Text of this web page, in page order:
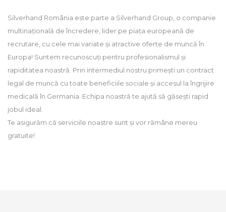
Silverhand România este parte a Silverhand Group, o companie
multinațională de încredere, lider pe piața europeană de
recrutare, cu cele mai variate și atractive oferte de muncă în
Europa! Suntem recunoscuți pentru profesionalismul și
rapiditatea noastră. Prin intermediul nostru primești un contract
legal de muncă cu toate beneficiile sociale și accesul la îngrijire
medicală în Germania. Echipa noastră te ajută să găsești rapid
jobul ideal.
Te asigurăm că serviciile noastre sunt și vor rămâne mereu
gratuite!